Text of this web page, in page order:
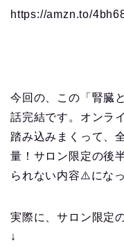
https://amzn.to/
今回の、この「腎臓
話完結です。オンラ
踏み込みまくって、
量！サロン限定の後
られない内容⚠️にな
実際に、サロン限定
↓